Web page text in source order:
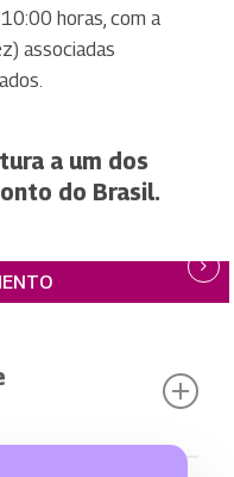
horas, com a
associadas
a um dos
do Brasil.